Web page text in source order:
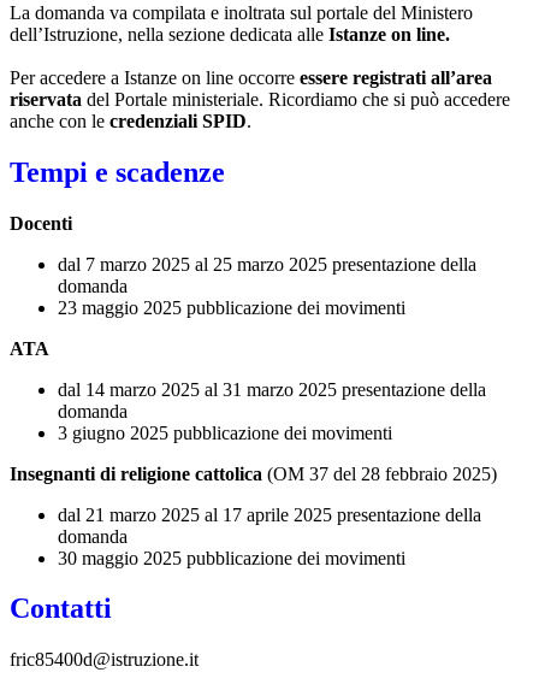
La domanda va compilata e inoltrata sul portale del Ministero
dell’Istruzione, nella sezione dedicata alle Istanze on line.
Per accedere a Istanze on line occorre essere registrati all’area
riservata del Portale ministeriale. Ricordiamo che si può accedere
anche con le credenziali SPID.
Tempi e scadenze
Docenti
dal 7 marzo 2025 al 25 marzo 2025 presentazione della
domanda
23 maggio 2025 pubblicazione dei movimenti
ATA
dal 14 marzo 2025 al 31 marzo 2025 presentazione della
domanda
3 giugno 2025 pubblicazione dei movimenti
Insegnanti di religione cattolica (OM 37 del 28 febbraio 2025)
dal 21 marzo 2025 al 17 aprile 2025 presentazione della
domanda
30 maggio 2025 pubblicazione dei movimenti
Contatti
fric85400d@istruzione.it